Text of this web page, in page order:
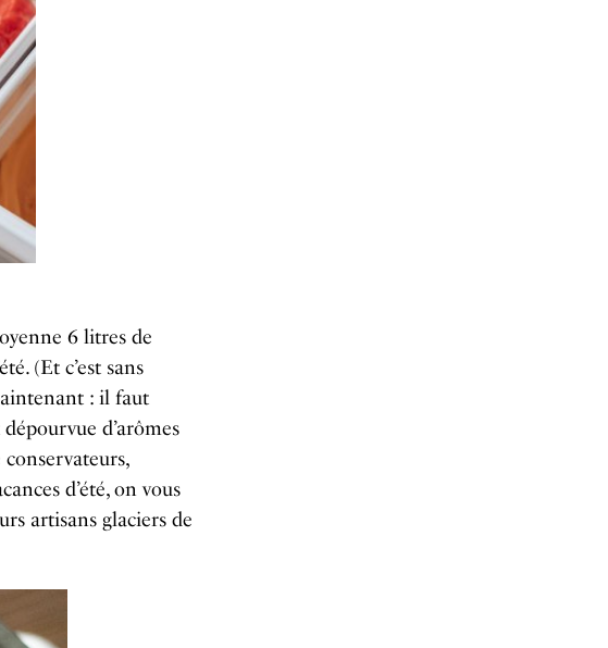
6 litres de
(Et c’est sans
: il faut
d’arômes
d’été, on vous
artisans glaciers de